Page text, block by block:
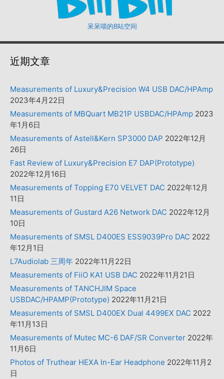
呆呆喵的B站空间
近期文章
Measurements of Luxury&Precision W4 USB DAC/HPAmp
2023年4月22日
Measurements of MBQuart MB21P USBDAC/HPAmp 2023
年1月6日
Measurements of Astell&Kern SP3000 DAP 2022年12月
26日
Fast Review of Luxury&Precision E7 DAP(Prototype)
2022年12月16日
Measurements of Topping E70 VELVET DAC 2022年12月
11日
Measurements of Gustard A26 Network DAC 2022年12月
10日
Measurements of SMSL D400ES ESS9039Pro DAC 2022
年12月1日
L7Audiolab 三周年 2022年11月22日
Measurements of FiiO KA1 USB DAC 2022年11月21日
Measurements of TANCHJIM Space
USBDAC/HPAMP(Prototype) 2022年11月21日
Measurements of SMSL D400EX Dual 4499EX DAC 2022
年11月13日
Measurements of Mutec MC-6 DAF/SR Converter 2022年
11月6日
Photos of Truthear HEXA In-Ear Headphone 2022年11月2
日